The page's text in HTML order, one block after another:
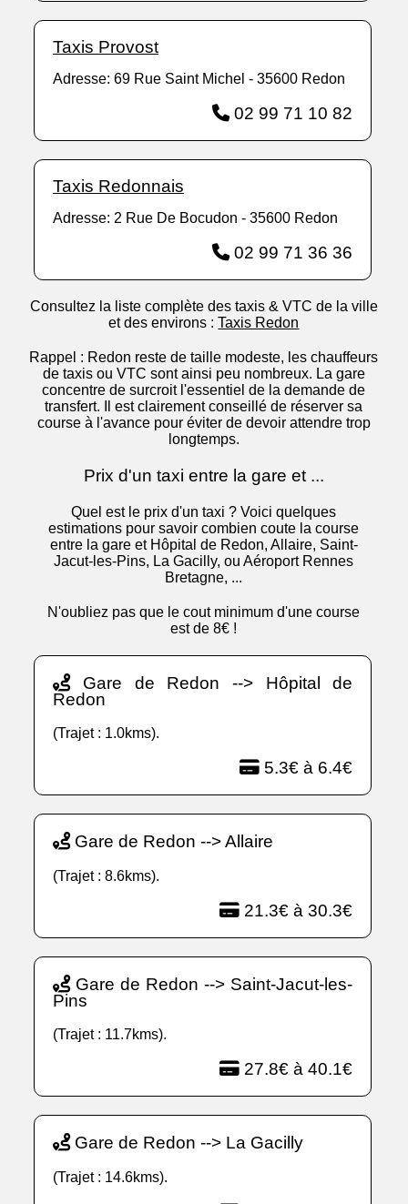
Taxis Provost
Adresse: 69 Rue Saint Michel - 35600 Redon
02 99 71 10 82
Taxis Redonnais
Adresse: 2 Rue De Bocudon - 35600 Redon
02 99 71 36 36
Consultez la liste complète des taxis & VTC de la ville
et des environs :Taxis Redon
Rappel : Redon reste de taille modeste, les chauffeurs
de taxis ou VTC sont ainsi peu nombreux. La gare
concentre de surcroit l'essentiel de la demande de
transfert. Il est clairement conseillé de réserver sa
course à l'avance pour éviter de devoir attendre trop
longtemps.
Prix d'un taxi entre la gare et ...
Quel est le prix d'un taxi ? Voici quelques
estimations pour savoir combien coute la course
entre la gare et Hôpital de Redon, Allaire, Saint-
Jacut-les-Pins, La Gacilly, ou Aéroport Rennes
Bretagne, ...
N'oubliez pas que le cout minimum d'une course
est de 8€ !
Gare de Redon --> Hôpital de
Redon
(Trajet : 1.0kms).
5.3€ à 6.4€
Gare de Redon --> Allaire
(Trajet : 8.6kms).
21.3€ à 30.3€
Gare de Redon --> Saint-Jacut-les-
Pins
(Trajet : 11.7kms).
27.8€ à 40.1€
Gare de Redon --> La Gacilly
(Trajet : 14.6kms).